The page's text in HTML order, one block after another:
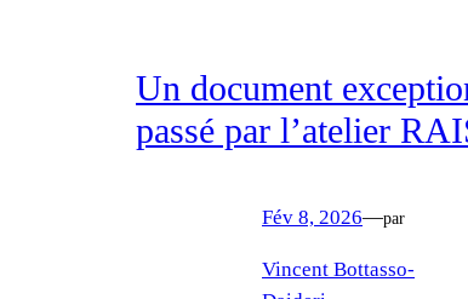
Un document
passé par l’atelier
Fév 8, 2026—par
Vincent Bottasso-